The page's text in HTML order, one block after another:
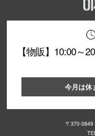
【物販】10:00～
今月は休
〒370-0849